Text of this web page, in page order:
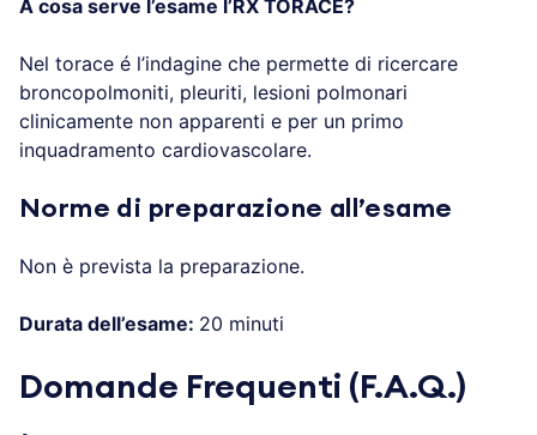
A cosa serve l’esame l’RX TORACE?
Nel torace é l’indagine che permette di ricercare
broncopolmoniti, pleuriti, lesioni polmonari
clinicamente non apparenti e per un primo
inquadramento cardiovascolare.
Norme di preparazione all’esame
Non è prevista la preparazione.
Durata dell’esame: 20 minuti
Domande Frequenti (F.A.Q.)